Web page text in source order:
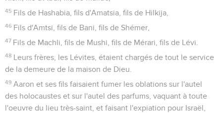
45 Fils de Hashabia, fils d'Amatsia, fils de Hilkija,
46 Fils d'Amtsi, fils de Bani, fils de Shémer,
47 Fils de Machli, fils de Mushi, fils de Mérari, fils de Lévi.
48 Leurs frères, les Lévites, étaient chargés de tout le service
de la demeure de la maison de Dieu.
49 Aaron et ses fils faisaient fumer les oblations sur l'autel
des holocaustes et sur l'autel des parfums, vaquant à toute
l'oeuvre du lieu très-saint, et faisant l'expiation pour Israël,